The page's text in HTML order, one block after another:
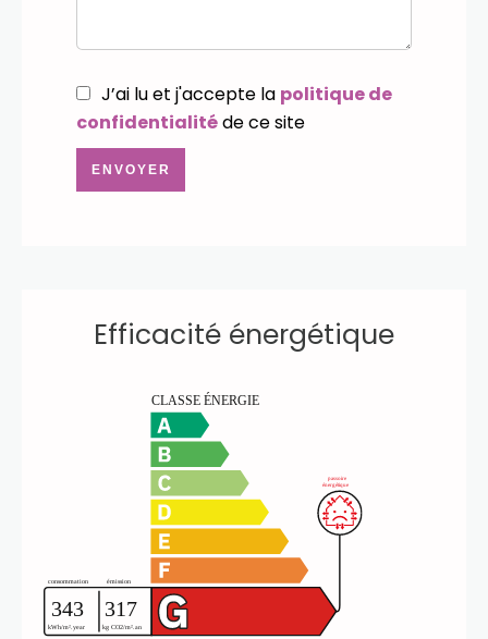
J’ai lu et j'accepte la politique de
confidentialitéde ce site
ENVOYER
Efficacité énergétique